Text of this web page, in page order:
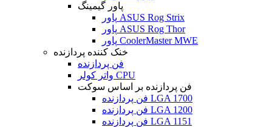
پاور گیمینگ
پاور ASUS Rog Strix
پاور ASUS Rog Thor
پاور CoolerMaster MWE
خنک کننده پردازنده
فن پردازنده
واتر کولر CPU
فن پردازنده بر اساس سوکت
فن پردازنده LGA 1700
فن پردازنده LGA 1200
فن پردازنده LGA 1151